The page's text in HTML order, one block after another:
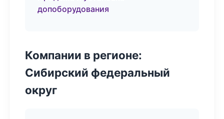
допоборудования
Компании в регионе:
Сибирский федеральный
округ